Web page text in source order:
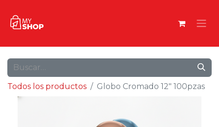
Todos los productos Globo Cromado 12" 100pzas